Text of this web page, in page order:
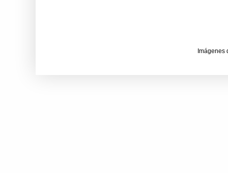
Imágenes